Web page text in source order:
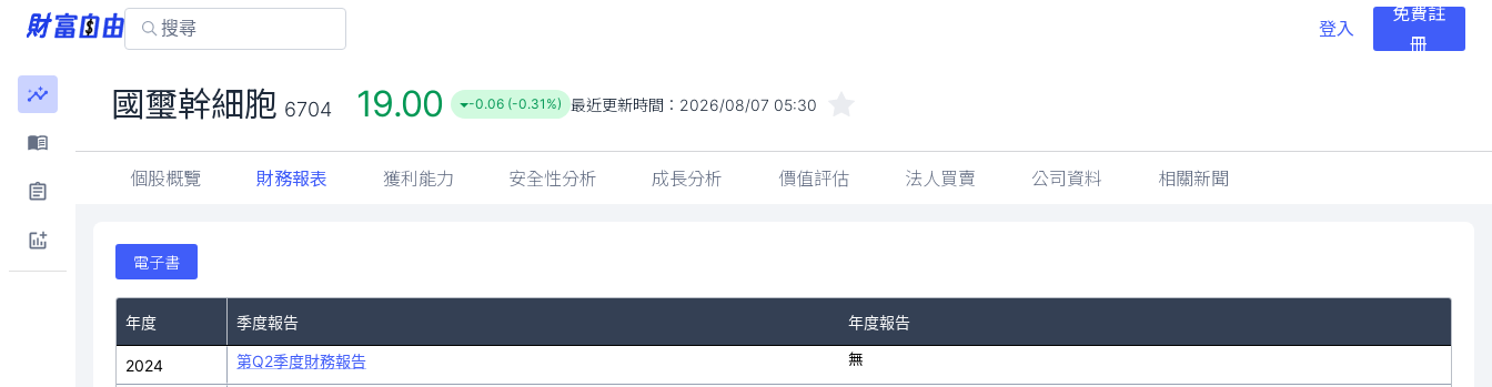
登入
免費註
冊
國璽幹細胞 6704 19.00 -0.06 (-0.31%) 最近更新時間： 2026/08/07 05:30
個股概覽 財務報表 獲利能力 安全性分析 成長分析 價值評估 法人買賣 公司資料 相關新聞
電子書
年度 季度報告 年度報告
2024 第Q2季度財務報告 無